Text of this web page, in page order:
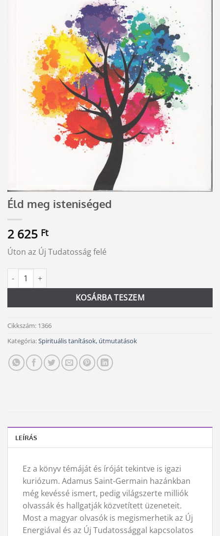
Éld meg isteniséged
2 625 Ft
Úton az Új Tudatosság felé
Éld meg isteniséged mennyiség
KOSÁRBA TESZEM
Alternative:
Cikkszám: 1366
Kategória:Spirituális tanítások, útmutatások
LEÍRÁS
Ez a könyv témáját és íróját tekintve is igazi
kuriózum. Adamus Saint-Germain hazánkban
még kevéssé ismert, pedig világszerte milliók
olvassák és hallgatják közvetített üzeneteit.
Most a magyar olvasók is megismerhetik az Új
Energiával és az Új Tudatossággal kapcsolatos